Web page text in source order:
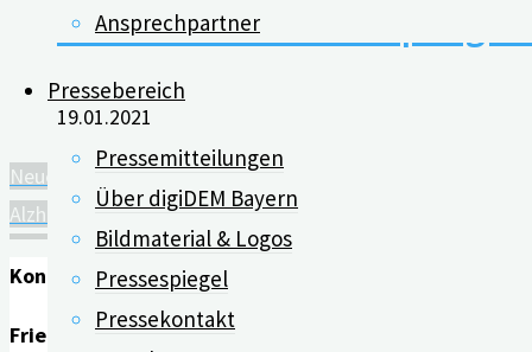
Ansprechpartner
Pressebereich
Pressemitteilungen
Über digiDEM Bayern
Bildmaterial & Logos
Pressespiegel
Pressekontakt
Online-Selbsttest für
19.01.2021
Neue Demenzerkrankung: LATE
Alzheimer: Je mehr Herz-Kreislauf-Risikofaktoren, desto
Kontakt
Friedrich-Alexander-Universität Erlangen-Nürnberg